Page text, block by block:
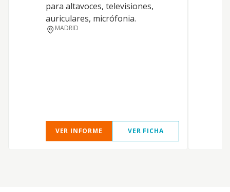
para altavoces, televisiones,
auriculares, micrófonia.
MADRID
VER INFORME VER FICHA